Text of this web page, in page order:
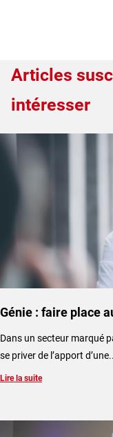
Articles
intéresser
Génie : faire place
Dans un secteur marqué
se priver de l’apport
Lire la suite